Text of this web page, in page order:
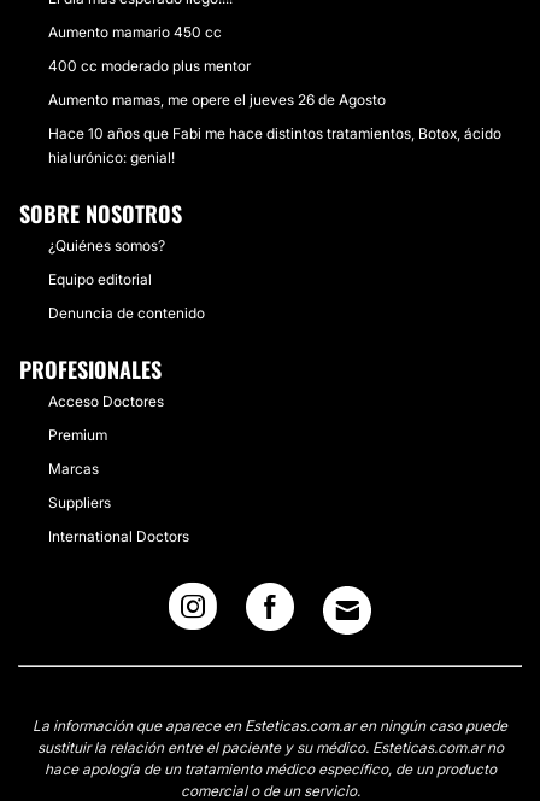
Aumento mamario 450 cc
400 cc moderado plus mentor
Aumento mamas, me opere el jueves 26 de Agosto
Hace 10 años que Fabi me hace distintos tratamientos, Botox, ácido
hialurónico: genial!
SOBRE NOSOTROS
¿Quiénes somos?
Equipo editorial
Denuncia de contenido
PROFESIONALES
Acceso Doctores
Premium
Marcas
Suppliers
International Doctors
La información que aparece en Esteticas.com.ar en ningún caso puede
sustituir la relación entre el paciente y su médico. Esteticas.com.ar no
hace apología de un tratamiento médico específico, de un producto
comercial o de un servicio.